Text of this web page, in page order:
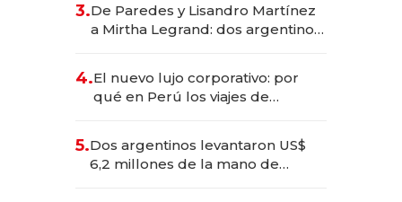
las marcas "fast premium"
3.De Paredes y Lisandro Martínez
a Mirtha Legrand: dos argentinos
4.El nuevo lujo corporativo: por
qué en Perú los viajes de
para convertirse en experiencias
transformadoras
5.Dos argentinos levantaron US$
6,2 millones de la mano de